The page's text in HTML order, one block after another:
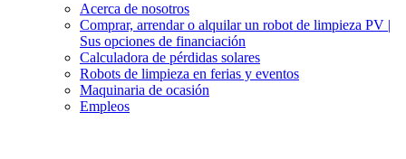
Acerca de nosotros
Comprar, arrendar o alquilar un robot de limpieza PV |
Sus opciones de financiación
Calculadora de pérdidas solares
Robots de limpieza en ferias y eventos
Maquinaria de ocasión
Empleos